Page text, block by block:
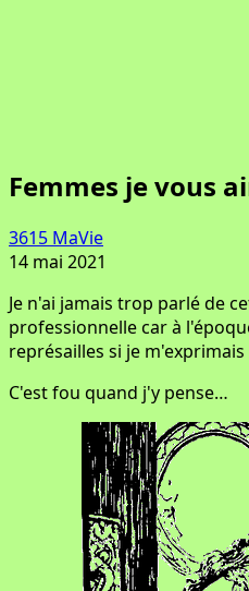
Femmes je vous
3615 MaVie
14 mai 2021
Je n'ai jamais trop parlé de
professionnelle car à
représailles si je
C'est fou quand j'y pense…